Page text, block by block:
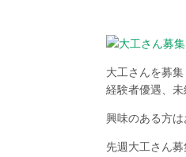
大工さんを募集
経験者優遇、未
興味のある方
先週大工さん募